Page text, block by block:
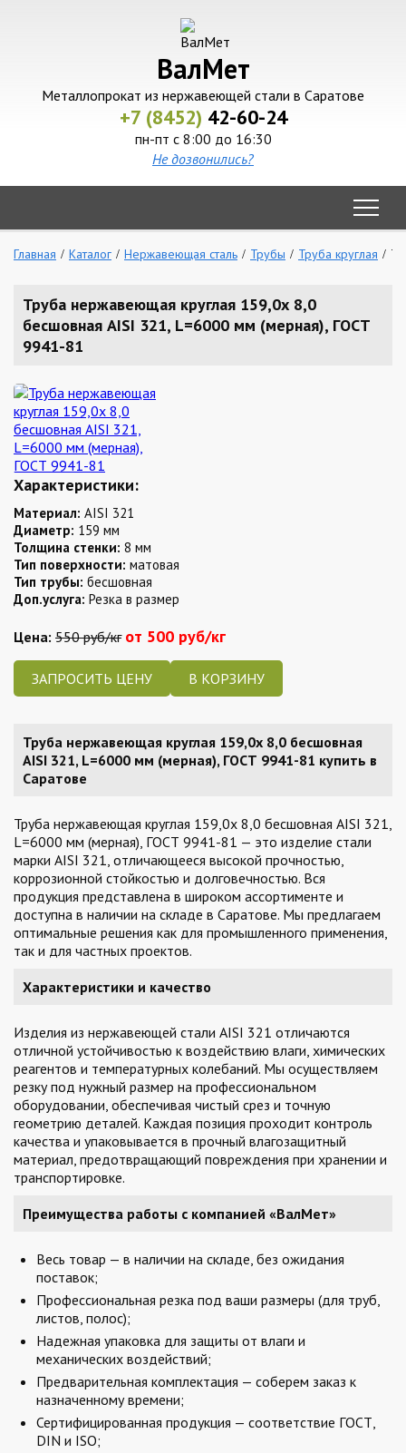
ВалМет
Металлопрокат из нержавеющей стали в Саратове
+7 (8452) 42-60-24
пн-пт с 8:00 до 16:30
Не дозвонились?
Главная Каталог Нержавеющая сталь Трубы Труба круглая
Труба нержавеющая круглая 159,0х 8,0
бесшовная AISI 321, L=6000 мм (мерная), ГОСТ
9941-81
Характеристики:
Материал: AISI 321
Диаметр: 159 мм
Толщина стенки: 8 мм
Тип поверхности: матовая
Тип трубы: бесшовная
Доп.услуга: Резка в размер
Цена: 550 руб/кг от 500 руб/кг
ЗАПРОСИТЬ ЦЕНУ
Труба нержавеющая круглая 159,0х 8,0 бесшовная
AISI 321, L=6000 мм (мерная), ГОСТ 9941-81 купить в
Саратове
Труба нержавеющая круглая 159,0х 8,0 бесшовная AISI 321,
L=6000 мм (мерная), ГОСТ 9941-81 — это изделие стали
марки AISI 321, отличающееся высокой прочностью,
коррозионной стойкостью и долговечностью. Вся
продукция представлена в широком ассортименте и
доступна в наличии на складе в Саратове. Мы предлагаем
оптимальные решения как для промышленного применения,
так и для частных проектов.
Характеристики и качество
Изделия из нержавеющей стали AISI 321 отличаются
отличной устойчивостью к воздействию влаги, химических
реагентов и температурных колебаний. Мы осуществляем
резку под нужный размер на профессиональном
оборудовании, обеспечивая чистый срез и точную
геометрию деталей. Каждая позиция проходит контроль
качества и упаковывается в прочный влагозащитный
материал, предотвращающий повреждения при хранении и
транспортировке.
Преимущества работы с компанией «ВалМет»
Весь товар — в наличии на складе, без ожидания
поставок;
Профессиональная резка под ваши размеры (для труб,
листов, полос);
Надежная упаковка для защиты от влаги и
механических воздействий;
Предварительная комплектация — соберем заказ к
назначенному времени;
Сертифицированная продукция — соответствие ГОСТ,
DIN и ISO;